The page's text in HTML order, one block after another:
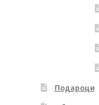
Подароци